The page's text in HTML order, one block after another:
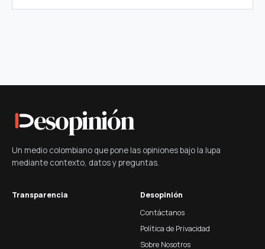
esopinión
Un medio colombiano que pone las opiniones bajo la lupa
mediante contexto, datos y preguntas.
Transparencia
Desopinión
Contáctanos
Política de Privacidad
Sobre Nosotros